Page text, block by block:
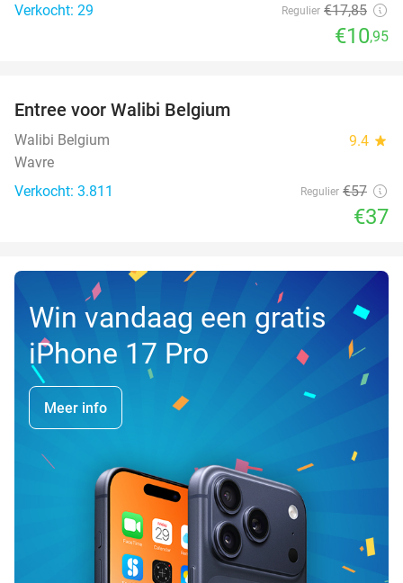
Verkocht: 29
Regulier €17,85
€10,95
Entree voor Walibi Belgium
Walibi Belgium 9.4 star
Wavre
Verkocht: 3.811
Regulier €57
€37
Win vandaag een gratis
iPhone 17 Pro
Meer info